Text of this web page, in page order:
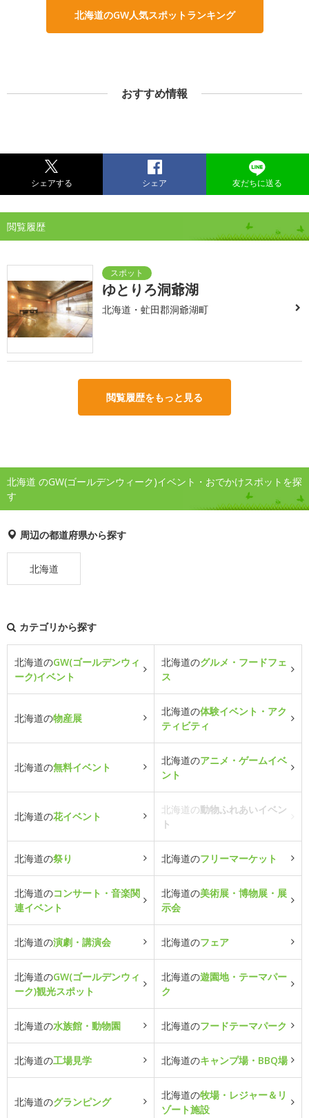
北海道のGW人気スポットランキング
おすすめ情報
シェアする シェア 友だちに送る
閲覧履歴
ゆとりろ洞爺湖
北海道・虻田郡洞爺湖町
閲覧履歴をもっと見る
北海道 のGW(ゴールデンウィーク)イベント・おでかけスポットを探
す
周辺の都道府県から探す
北海道
カテゴリから探す
北海道のGW(ゴールデンウィ
ーク)イベント
北海道のグルメ・フードフェ
ス
北海道の物産展
北海道の体験イベント・アク
ティビティ
北海道の無料イベント
北海道のアニメ・ゲームイベ
ント
北海道の花イベント
北海道の動物ふれあいイベン
ト
北海道の祭り 北海道のフリーマーケット
北海道のコンサート・音楽関
連イベント
北海道の美術展・博物展・展
示会
北海道の演劇・講演会 北海道のフェア
北海道のGW(ゴールデンウィ
ーク)観光スポット
北海道の遊園地・テーマパー
ク
北海道の水族館・動物園 北海道のフードテーマパーク
北海道の工場見学 北海道のキャンプ場・BBQ場
北海道のグランピング
北海道の牧場・レジャー＆リ
ゾート施設